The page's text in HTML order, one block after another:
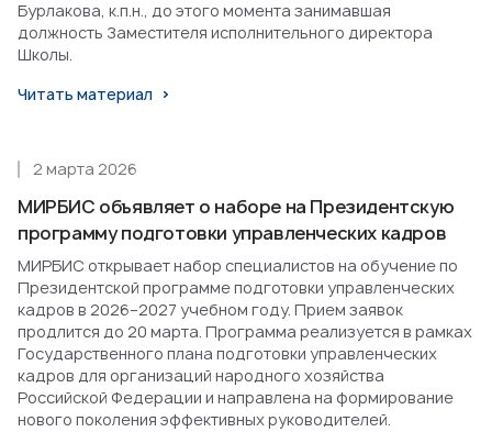
Бурлакова, к.п.н., до этого момента занимавшая
должность Заместителя исполнительного директора
Школы.
Читать материал
МИРБИС объявляет о наборе на Президентскую
программу подготовки управленческих кадров
2 марта 2026
МИРБИС открывает набор специалистов на обучение по
Президентской программе подготовки управленческих
кадров в 2026–2027 учебном году. Прием заявок
продлится до 20 марта. Программа реализуется в рамках
Государственного плана подготовки управленческих
кадров для организаций народного хозяйства
Российской Федерации и направлена на формирование
нового поколения эффективных руководителей.